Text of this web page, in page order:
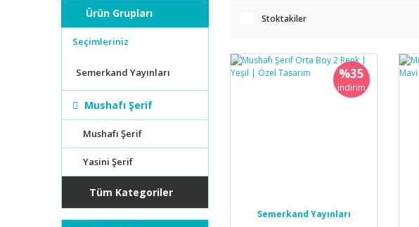
Ürün Grupları
Seçimleriniz
Semerkand Yayınları
Mushafı Şerif
Mushafı Şerif
Yasini Şerif
Tüm Kategoriler
Stoktakiler
%35
indirim
Semerkand Yayınları